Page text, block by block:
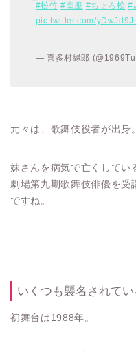
#松竹 #南座 #ちょろ松 #
pic.twitter.com/
— 喜多村緑郎
元々は、歌舞伎役者が出身。
妹さんを病気で亡くしてい
劇場第九期歌舞伎俳優を受
ですね。
いくつも襲名されて
初舞台は1988年。